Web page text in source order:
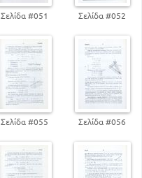
Σελίδα #051 Σελίδα #052
Σελίδα #055 Σελίδα #056